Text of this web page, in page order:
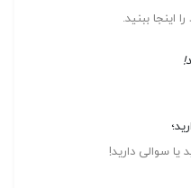
اینجا ببنید.
یا سوالی دارید!